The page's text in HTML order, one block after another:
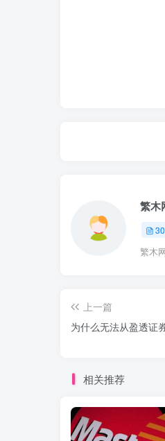
繁木
繁木
上一篇
为什么无法从盈透证
相关推荐